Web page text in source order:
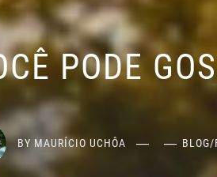
PODE
BY MAURÍCIO UCHÔA BLOG/